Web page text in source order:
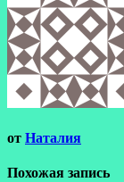
от Наталия
Похожая запись